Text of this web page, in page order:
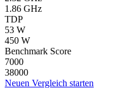
1.86 GHz
TDP
53 W
450 W
Benchmark Score
7000
38000
Neuen Vergleich starten